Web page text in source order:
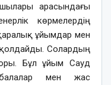
арасындағы
көрмелердің
ұйымдар мен
қолдайды. Солардың
Бұл ұйым Сауд
мен жас